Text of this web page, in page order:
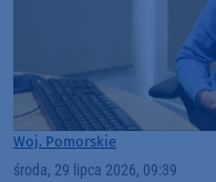
Woj. Pomorskie
środa, 29 lipca 2026, 09:39